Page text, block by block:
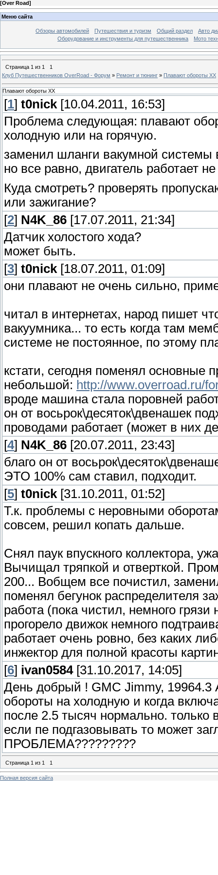
[Over Road]
Меню сайта
Обзоры автомобилей Путешествия и туризм Общий раздел
Авто
Оборудование и инструменты для путешественника
Мото
Страница 1 из 1
1
Клуб Путешественников OverRoad - Форум » Ремонт и тюнинг » Плавают обороты ХХ
Плавают обороты ХХ
[1] t0nick [10.04.2011, 16:53]
Проблема следующая: плавают
холодную или на горячую.
заменил шланги вакумной системы
но все равно, двигатель работает
Куда смотреть? проверять
или зажигание?
[2] N4K_86 [17.07.2011, 21:34]
Датчик холостого хода?
может быть.
[3] t0nick [18.07.2011, 01:09]
они плавают не очень сильно,
читал в интернетах, народ пишет
вакуумника... то есть когда там
системе не постоянное, по этому
кстати, сегодня поменял основные
небольшой: http://www.overroad.ru/
вроде машина стала поровней
он от восьрок\десяток\двенашек
проводами работает (может в них
[4] N4K_86 [20.07.2011, 23:43]
благо он от
ЭТО 100% сам ставил, подходит.
[5] t0nick [31.10.2011, 01:52]
Т.к. проблемы с неровными
совсем, решил копать дальше.
Снял паук впускного коллектора,
Вычищал тряпкой и отверткой.
200... Вобщем все почистил,
поменял бегунок распределителя
работа (пока чистил, немного
прогорело движок немного
работает очень ровно, без каких
инжектор для полной красоты
[6] ivan0584[31.10.2017, 14:05]
День добрый ! GMC Jimmy,
обороты на холодную и когда
после 2.5 тысяч нормально.
если пе подгазовывать то может
ПРОБЛЕМА?????????
Страница 1 из 1 1
Полная версия сайта